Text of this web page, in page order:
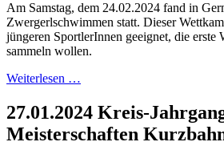
Am Samstag, dem 24.02.2024 fand in
Zwergerlschwimmen statt. Dieser
jüngeren SportlerInnen geeignet, die erste
sammeln wollen.
Weiterlesen …
27.01.2024 Kreis-
Meisterschaften